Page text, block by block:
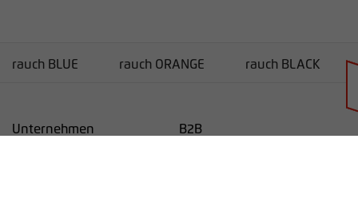
rauch BLUE rauch ORANGE rauch BLACK
Unternehmen B2B